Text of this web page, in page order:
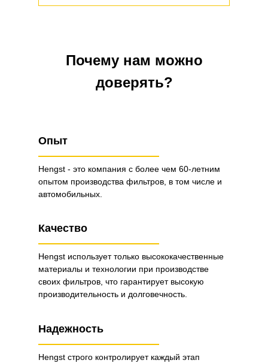
Почему нам можно
доверять?
Опыт
Hengst - это компания с более чем 60-летним
опытом производства фильтров, в том числе и
автомобильных.
Качество
Надежность
Hengst использует только высококачественные
материалы и технологии при производстве
своих фильтров, что гарантирует высокую
производительность и долговечность.
Hengst строго контролирует каждый этап